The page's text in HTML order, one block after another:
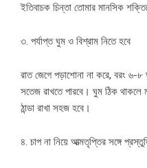
ইতিবাচক চিন্তা তোমার মানসিক
৩. পর্যাপ্ত ঘুম ও বিশ্রাম নিতে হবে
রাত জেগে পড়াশোনা না করে, বরং ৬-৮
সতেজ রাখতে পারবে। ঘুম ঠিক থাকলে
ঠান্ডা রাখা সহজ হবে।
৪. চাপ না নিয়ে আত্মতৃপ্তির সঙ্গে